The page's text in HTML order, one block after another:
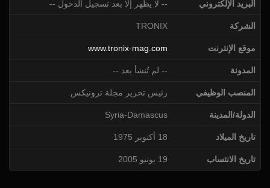
البريد الإلكتروني -- لا يظهر إلا بعد تسجيل الدخول --
الشركة TRONIX
موقع الإنترنت www.tronix-mag.com
المدونة -- لم تُنشأ بعد --
المنصب الوظيفي رئيس تحرير مجلة ترونيكس
الدولة/المدينة Syria-Damascus
تاريخ الميلاد 18 أكتوبر 1975
تاريخ الانتساب 19 يونيو 2005